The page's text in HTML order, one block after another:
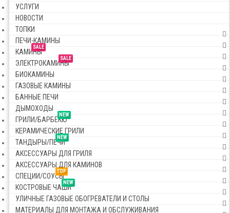
УСЛУГИ
НОВОСТИ
ТОПКИ
ПЕЧИ-КАМИНЫ
SALE
КАМИНЫ
SALE
ЭЛЕКТРОКАМИНЫ
БИОКАМИНЫ
ГАЗОВЫЕ КАМИНЫ
БАННЫЕ ПЕЧИ
ДЫМОХОДЫ
NEW
ГРИЛИ/БАРБЕКЮ
КЕРАМИЧЕСКИЕ ГРИЛИ
NEW
ТАНДЫРЫ/ПЕЧИ
АКСЕССУАРЫ ДЛЯ ГРИЛЯ
АКСЕССУАРЫ ДЛЯ КАМИНОВ
TOP
СПЕЦИИ/СОУСЫ
NEW
КОСТРОВЫЕ ЧАШИ
УЛИЧНЫЕ ГАЗОВЫЕ ОБОГРЕВАТЕЛИ И СТОЛЫ
МАТЕРИАЛЫ ДЛЯ МОНТАЖА И ОБСЛУЖИВАНИЯ